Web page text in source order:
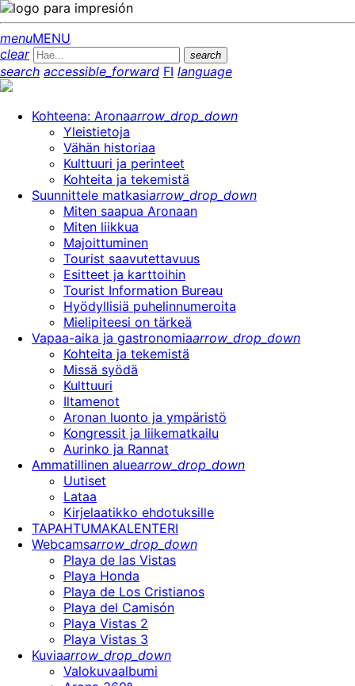
menuMENU
clear
search
search accessible_forward FI language
Kohteena: Aronaarrow_drop_down
Yleistietoja
Vähän historiaa
Kulttuuri ja perinteet
Kohteita ja tekemistä
Suunnittele matkasiarrow_drop_down
Miten saapua Aronaan
Miten liikkua
Majoittuminen
Tourist saavutettavuus
Esitteet ja karttoihin
Tourist Information Bureau
Hyödyllisiä puhelinnumeroita
Mielipiteesi on tärkeä
Vapaa-aika ja gastronomiaarrow_drop_down
Kohteita ja tekemistä
Missä syödä
Kulttuuri
Iltamenot
Aronan luonto ja ympäristö
Kongressit ja liikematkailu
Aurinko ja Rannat
Ammatillinen aluearrow_drop_down
Uutiset
Lataa
Kirjelaatikko ehdotuksille
TAPAHTUMAKALENTERI
Webcamsarrow_drop_down
Playa de las Vistas
Playa Honda
Playa de Los Cristianos
Playa del Camisón
Playa Vistas 2
Playa Vistas 3
Kuviaarrow_drop_down
Valokuvaalbumi